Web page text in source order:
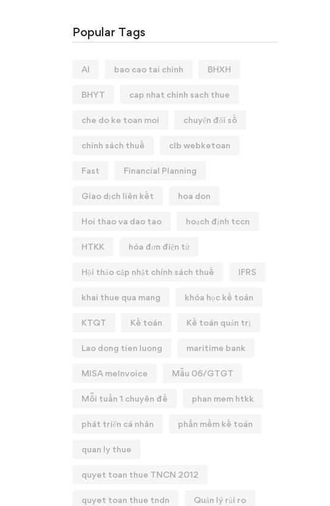
Popular Tags
AI bao cao tai chinh BHXH
BHYT cap nhat chinh sach thue
che do ke toan moi chuyển đổi số
chính sách thuế clb webketoan
Fast Financial Planning
Giao dịch liên kết hoa don
Hoi thao va dao tao hoạch định tccn
HTKK hóa đơn điện tử
Hội thảo cập nhật chính sách thuế IFRS
khai thue qua mang khóa học kế toán
KTQT Kế toán Kế toán quản trị
Lao dong tien luong maritime bank
MISA meInvoice Mẫu 06/GTGT
Mỗi tuần 1 chuyên đề phan mem htkk
phát triển cá nhân phần mềm kế toán
quan ly thue
quyet toan thue TNCN 2012
quyet toan thue tndn Quản lý rủi ro